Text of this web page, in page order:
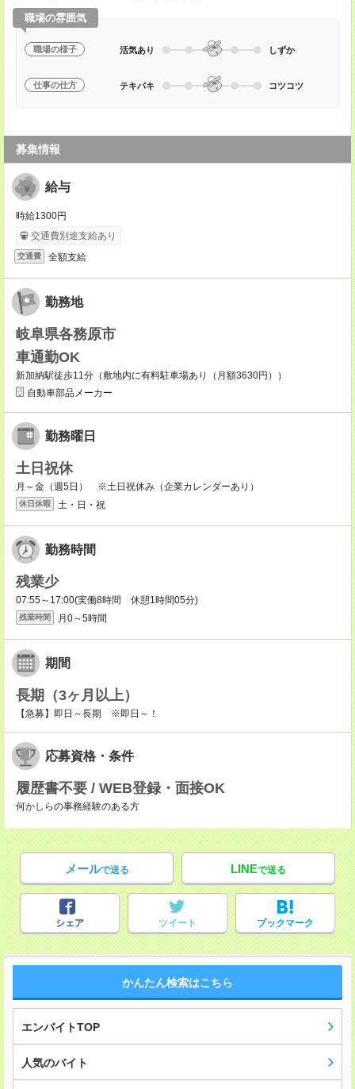
職場の雰囲気
職場の様子 活気あり しずか
仕事の仕方 テキパキ コツコツ
募集情報
給与
時給1300円
交通費別途支給あり
交通費 全額支給
勤務地
岐阜県各務原市
車通勤OK
新加納駅徒歩11分（敷地内に有料駐車場あり（月額3630円））
自動車部品メーカー
勤務曜日
土日祝休
月～金（週5日） ※土日祝休み（企業カレンダーあり）
休日休暇 土・日・祝
勤務時間
残業少
07:55～17:00(実働8時間 休憩1時間05分)
残業時間 月0～5時間
期間
長期（3ヶ月以上）
【急募】即日～長期 ※即日～！
応募資格・条件
履歴書不要 / WEB登録・面接OK
何かしらの事務経験のある方
メールで送る LINEで送る
シェア ツイート ブックマーク
かんたん検索はこちら
エンバイトTOP
人気のバイト